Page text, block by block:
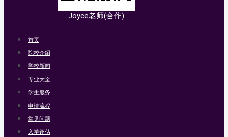
Joyce老师(合作)
首页
院校介绍
学校新闻
专业大全
学生服务
申请流程
常见问题
入学评估